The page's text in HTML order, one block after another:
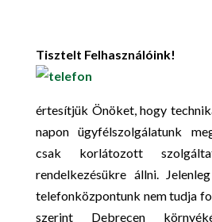
Tisztelt Felhasználóink!
értesítjük Önöket, hogy
napon ügyfélszolgálatunk
csak korlátozott
rendelkezésükre állni.
telefonközpontunk nem tudja
szerint Debrecen